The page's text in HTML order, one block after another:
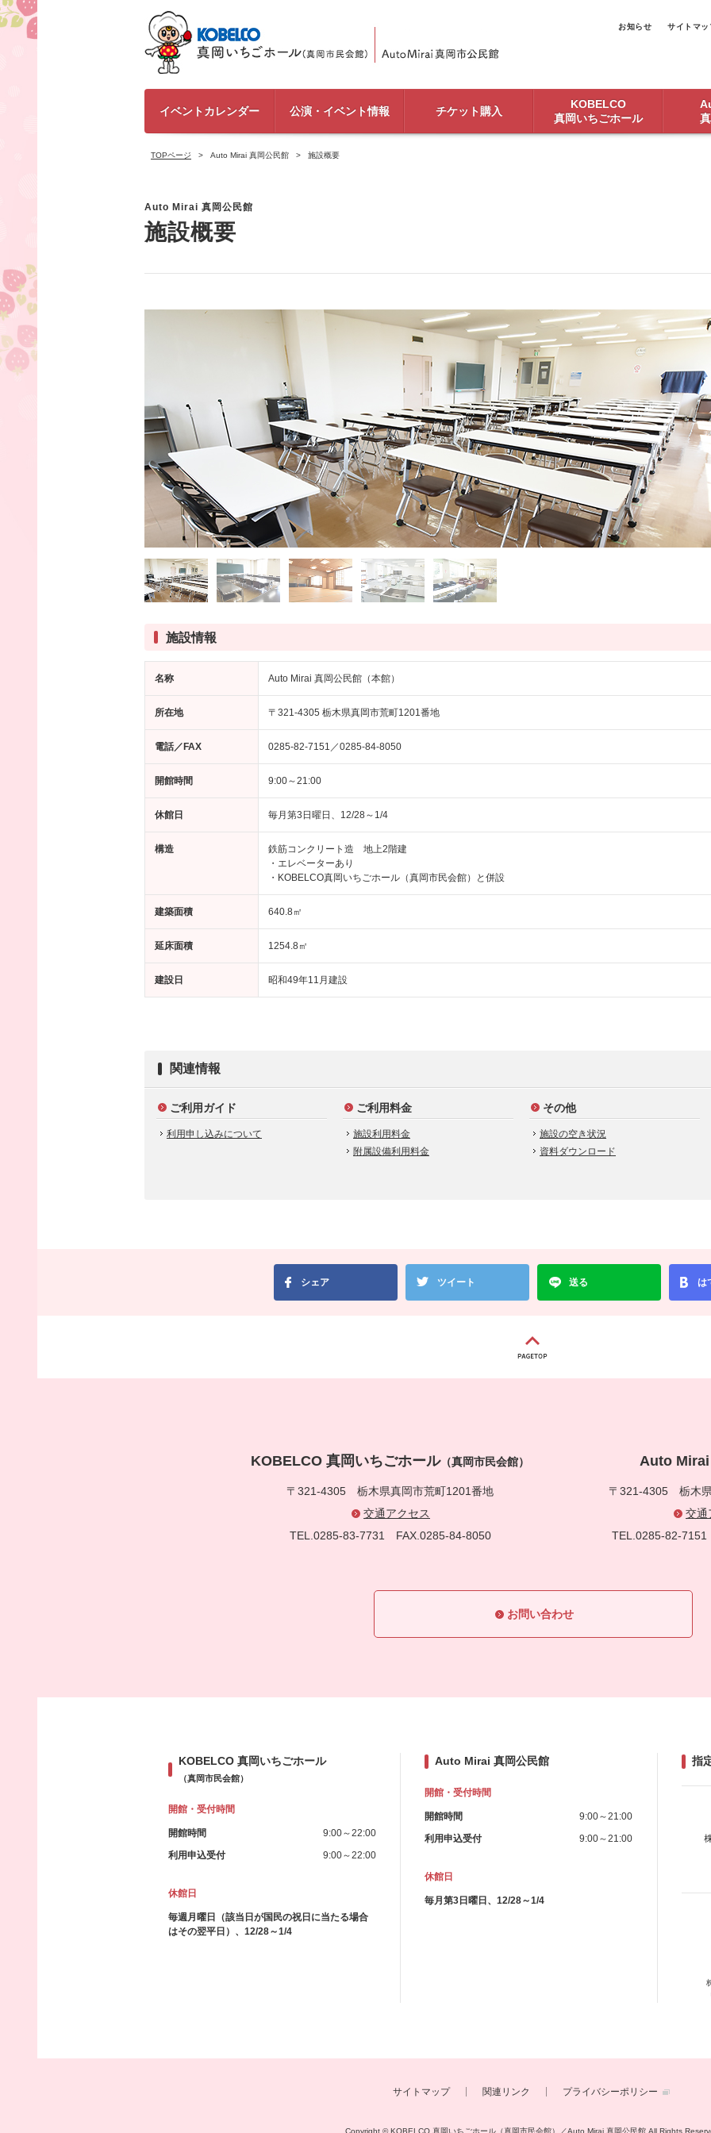
お知らせ サイトマッ
イベントカレンダー 公演・イベント情報 チケット購入
KOBELCO
真岡いちごホール
TOPページ Auto Mirai 真岡公民館 施設概要
Auto Mirai 真岡公民館
施設概要
施設情報
名称 Auto Mirai 真岡公民館（本館）
所在地 〒321-4305 栃木県真岡市荒町1201番地
電話／FAX 0285-82-7151／0285-84-8050
開館時間 9:00～21:00
休館日 毎月第3日曜日、12/28～1/4
構造
鉄筋コンクリート造 地上2階建
・エレベーターあり
・KOBELCO真岡いちごホール（真岡市民会館）と併設
建築面積 640.8㎡
延床面積 1254.8㎡
建設日 昭和49年11月建設
関連情報
ご利用ガイド
利用申し込みについて
ご利用料金
施設利用料金
附属設備利用料金
その他
施設の空き状況
資料ダウンロード
シェア ツイート 送る は
KOBELCO 真岡いちごホール（真岡市民会館）
〒321-4305 栃木県真岡市荒町1201番地
交通アクセス
TEL.0285-83-7731 FAX.0285-84-8050
Auto Mirai
〒321-4305 栃木
交通
TEL.0285-82-
お問い合わせ
KOBELCO 真岡いちごホール
（真岡市民会館）
開館・受付時間
開館時間
9:00～22:00
利用申込受付
9:00～22:00
休館日
毎週月曜日（該当日が国民の祝日に当たる場合
はその翌平日）、12/28～1/4
Auto Mirai 真岡公民館
開館・受付時間
開館時間
9:00～21:00
利用申込受付
9:00～21:00
休館日
毎月第3日曜日、12/28～1/4
指
サイトマップ 関連リンク プライバシーポリシー